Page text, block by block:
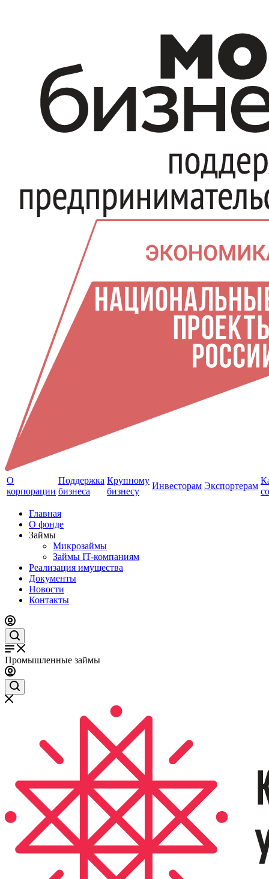
О
корпорации
Поддержка
бизнеса
Крупному
бизнесу
Инвесторам Экспортерам
Главная
О фонде
Займы
Микрозаймы
Займы IT-компаниям
Реализация имущества
Документы
Новости
Контакты
Промышленные займы